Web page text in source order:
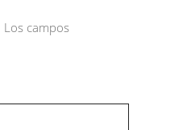
Los campos